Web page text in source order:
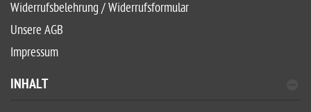
Widerrufsbelehrung / Widerrufsformular
Unsere AGB
Impressum
INHALT